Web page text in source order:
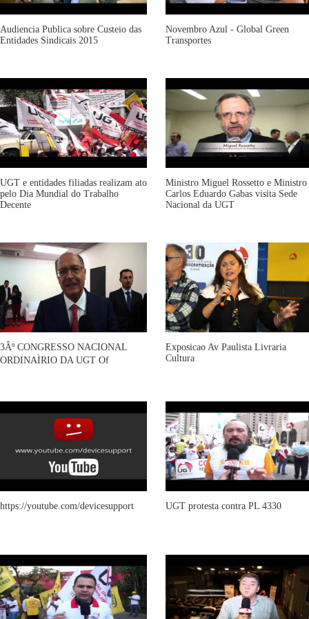
Audiencia Publica sobre Custeio das
Entidades Sindicais 2015
Novembro Azul - Global Green
Transportes
UGT e entidades filiadas realizam ato
pelo Dia Mundial do Trabalho
Decente
Ministro Miguel Rossetto e Ministro
Carlos Eduardo Gabas visita Sede
Nacional da UGT
3Âº CONGRESSO NACIONAL
ORDINAÌRIO DA UGT Of
Exposicao Av Paulista Livraria
Cultura
https://youtube.com/devicesupport UGT protesta contra PL 4330